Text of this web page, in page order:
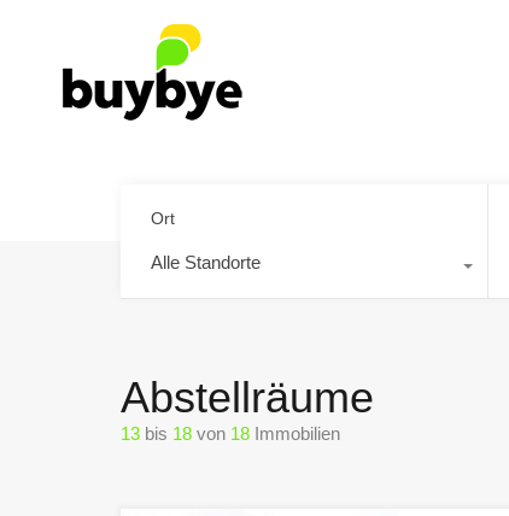
Ort
Alle Standorte
Abstellräume
13 bis 18 von 18 Immobilien